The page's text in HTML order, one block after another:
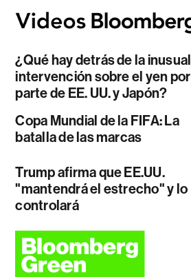
¿Qué hay detrás de la inusual
intervención sobre el yen por
parte de EE. UU. y Japón?
Copa Mundial de la FIFA: La
batalla de las marcas
Trump afirma que EE.UU.
"mantendrá el estrecho" y lo
controlará